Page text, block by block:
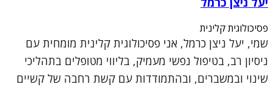
פסיכולוגית קלינית
שמי, יעל ניצן כרמל, אני פסיכולוגית קלינית מומחית עם
ניסיון רב, בטיפול נפשי מעמיק, בליווי מטופלים בתהליכי
שינוי ובמשברים, ובהתמודדות עם קשת רחבה של קשיים